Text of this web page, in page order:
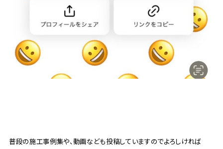
普段の施工事例集や、動画なども投稿していますのでよろしければ